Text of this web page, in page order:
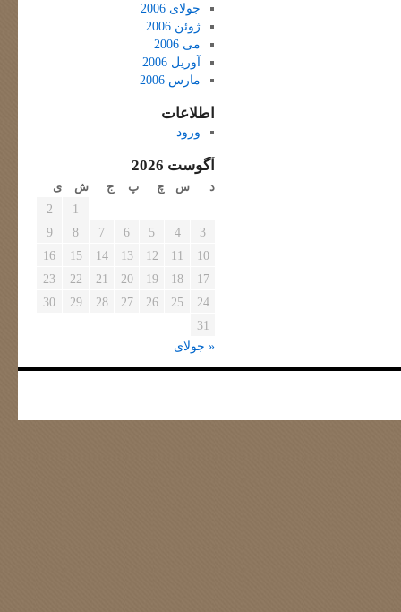
جولای 2006
ژوئن 2006
می 2006
آوریل 2006
مارس 2006
اطلاعات
ورود
آگوست 2026
د س چ پ ج ش ی
1
2
3
4
5
6
7
8
9
10
11
12
13
14
15
16
17
18
19
20
21
22
23
24
25
26
27
28
29
30
31
« جولای